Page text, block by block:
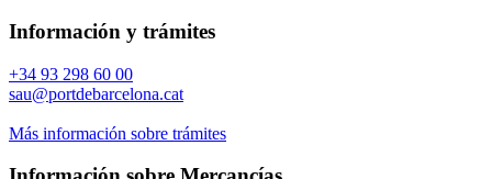
Información y trámites
+34 93 298 60 00
sau@portdebarcelona.cat
Más información sobre trámites